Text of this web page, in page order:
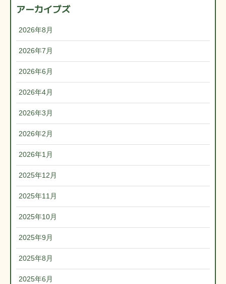
アーカイブズ
2026年8月
2026年7月
2026年6月
2026年4月
2026年3月
2026年2月
2026年1月
2025年12月
2025年11月
2025年10月
2025年9月
2025年8月
2025年6月